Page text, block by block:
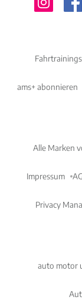
Fahrtrainings
ams+ abonnieren
Alle Marken
Impressum
Privacy
auto motor